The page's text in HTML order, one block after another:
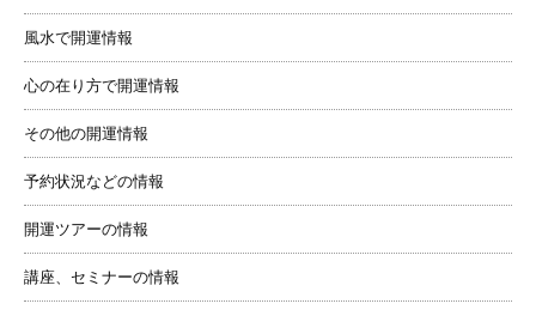
風水で開運情報
心の在り方で開運情報
その他の開運情報
予約状況などの情報
開運ツアーの情報
講座、セミナーの情報